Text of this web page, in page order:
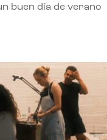
buen día de verano